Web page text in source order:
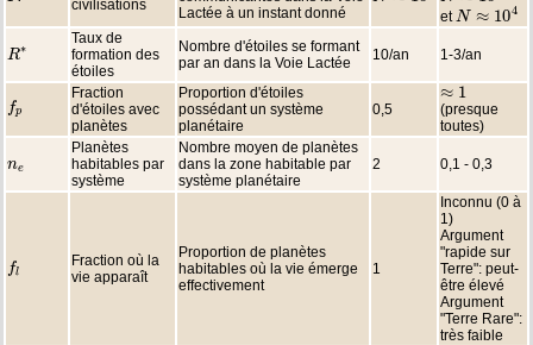
civilisations
Lactée à un instant donné
etN ≈ 104
N≈ 10 4
R∗
R∗
Taux de
formation des
étoiles
Nombre d'étoiles se formant
par an dans la Voie Lactée
10/an 1-3/an
fp
fp
Fraction
d'étoiles avec
planètes
Proportion d'étoiles
possédant un système
planétaire
0,5
≈ 1
≈1
(presque
toutes)
ne
ne
Planètes
habitables par
système
Nombre moyen de planètes
dans la zone habitable par
système planétaire
2 0,1 - 0,3
fl
fl
Fraction où la
vie apparaît
Proportion de planètes
habitables où la vie émerge
effectivement
1
Inconnu (0 à
1)
Argument
"rapide sur
Terre": peut-
être élevé
Argument
"Terre Rare":
très faible